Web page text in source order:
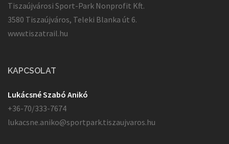
Tiszaújvárosi Sport-Park Nonprofit Kft.
3580 Tiszaújváros, Teleki Blanka út 6.
www.tiszatrail.hu
KAPCSOLAT
Lukácsné Szabó Anikó
+36-70/333-7674
lukacsne.aniko@sportpark.tiszaujvaros.hu